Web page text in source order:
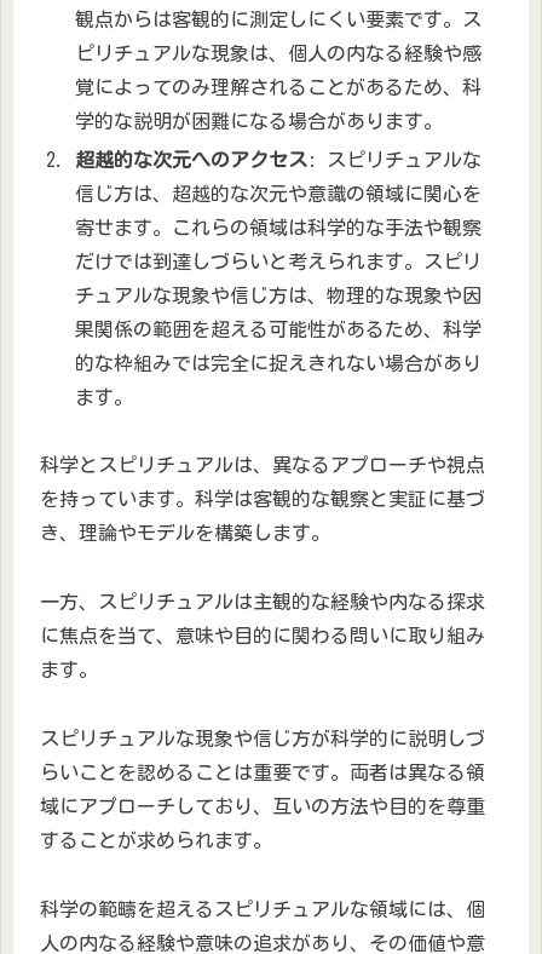
観点からは客観的に測定しにくい要素です。ス
ピリチュアルな現象は、個人の内なる経験や感
覚によってのみ理解されることがあるため、科
学的な説明が困難になる場合があります。
超越的な次元へのアクセス : スピリチュアルな
信じ方は、超越的な次元や意識の領域に関心を
寄せます。これらの領域は科学的な手法や観察
だけでは到達しづらいと考えられます。スピリ
チュアルな現象や信じ方は、物理的な現象や因
果関係の範囲を超える可能性があるため、科学
的な枠組みでは完全に捉えきれない場合があり
ます。
科学とスピリチュアルは、異なるアプローチや視点
を持っています。科学は客観的な観察と実証に基づ
き、理論やモデルを構築します。
一方、スピリチュアルは主観的な経験や内なる探求
に焦点を当て、意味や目的に関わる問いに取り組み
ます。
スピリチュアルな現象や信じ方が科学的に説明しづ
らいことを認めることは重要です。両者は異なる領
域にアプローチしており、互いの方法や目的を尊重
することが求められます。
科学の範疇を超えるスピリチュアルな領域には、個
人の内なる経験や意味の追求があり、その価値や意